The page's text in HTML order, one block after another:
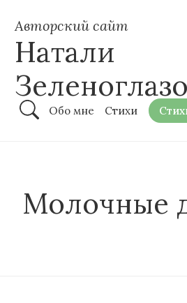
Авторский сайт
Натали
Обо мне Стихи
Молочные